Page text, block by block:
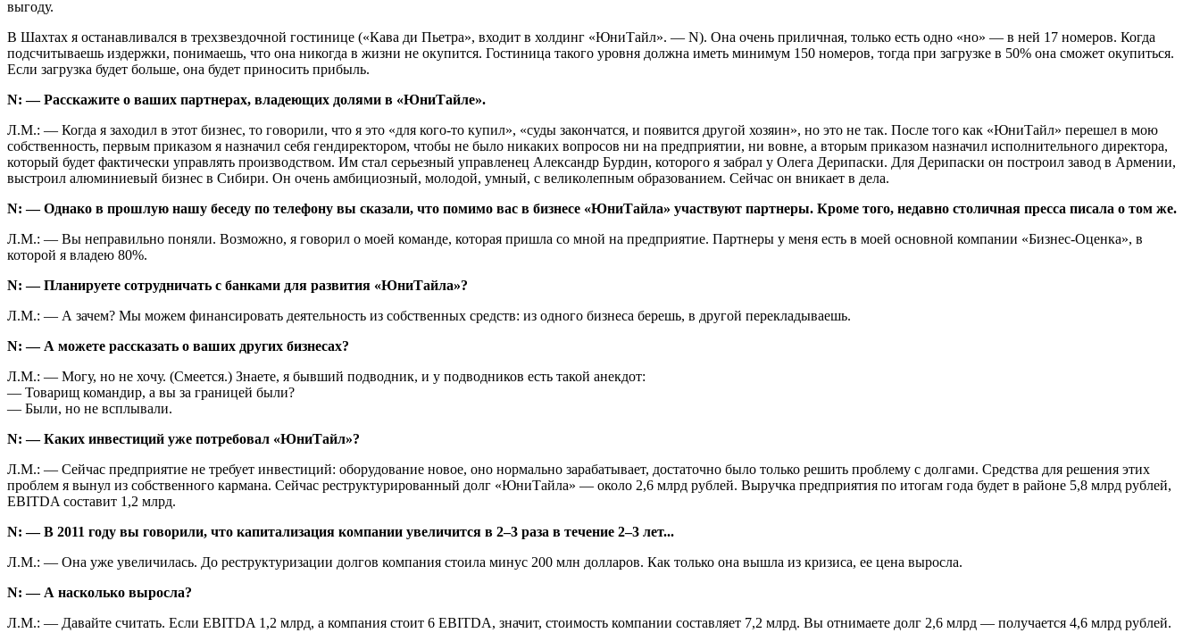
выгоду.
В Шахтах я останавливался в трехзвездочной гостинице («Кава ди Пьетра», входит в холдинг «ЮниТайл». — N). Она очень приличная, только есть одно «но» — в ней 17 номеров. Когда
подсчитываешь издержки, понимаешь, что она никогда в жизни не окупится. Гостиница такого уровня должна иметь минимум 150 номеров, тогда при загрузке в 50% она сможет окупиться.
Если загрузка будет больше, она будет приносить прибыль.
N: — Расскажите о ваших партнерах, владеющих долями в «ЮниТайле».
Л.М.: — Когда я заходил в этот бизнес, то говорили, что я это «для кого-то купил», «суды закончатся, и появится другой хозяин», но это не так. После того как «ЮниТайл» перешел в мою
собственность, первым приказом я назначил себя гендиректором, чтобы не было никаких вопросов ни на предприятии, ни вовне, а вторым приказом назначил исполнительного директора,
который будет фактически управлять производством. Им стал серьезный управленец Александр Бурдин, которого я забрал у Олега Дерипаски. Для Дерипаски он построил завод в Армении,
выстроил алюминиевый бизнес в Сибири. Он очень амбициозный, молодой, умный, с великолепным образованием. Сейчас он вникает в дела.
N: — Однако в прошлую нашу беседу по телефону вы сказали, что помимо вас в бизнесе «ЮниТайла» участвуют партнеры. Кроме того, недавно столичная пресса писала о том же.
Л.М.: — Вы неправильно поняли. Возможно, я говорил о моей команде, которая пришла со мной на предприятие. Партнеры у меня есть в моей основной компании «Бизнес-Оценка», в
которой я владею 80%.
N: — Планируете сотрудничать с банками для развития «ЮниТайла»?
Л.М.: — А зачем? Мы можем финансировать деятельность из собственных средств: из одного бизнеса берешь, в другой перекладываешь.
N: — А можете рассказать о ваших других бизнесах?
Л.М.: — Могу, но не хочу. (Смеется.) Знае­те, я бывший подводник, и у подводников есть такой анекдот:
— Товарищ командир, а вы за границей были?
— Были, но не всплывали.
N: — Каких инвестиций уже потребовал «ЮниТайл»?
Л.М.: — Сейчас предприятие не требует инвестиций: оборудование новое, оно нормально зарабатывает, достаточно было только решить проблему с долгами. Средства для решения этих
проблем я вынул из собственного кармана. Сейчас реструктурированный долг «ЮниТайла» — около 2,6 млрд рублей. Выручка предприятия по итогам года будет в районе 5,8 млрд рублей,
EBITDA составит 1,2 млрд.
N: — В 2011 году вы говорили, что капитализация компании увеличится в 2–3 раза в течение 2–3 лет...
Л.М.: — Она уже увеличилась. До реструктуризации долгов компания стоила минус 200 млн долларов. Как только она вышла из кризиса, ее цена выросла.
N: — А насколько выросла?
Л.М.: — Давайте считать. Если EBITDA 1,2 млрд, а компания стоит 6 EBITDA, значит, стоимость компании составляет 7,2 млрд. Вы отнимаете долг 2,6 млрд — получается 4,6 млрд рублей.